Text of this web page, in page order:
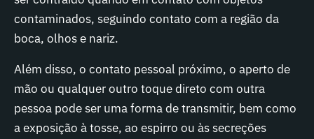
contaminados, seguindo contato com a região da
boca, olhos e nariz.
Além disso, o contato pessoal próximo, o aperto de
mão ou qualquer outro toque direto com outra
pessoa pode ser uma forma de transmitir, bem como
a exposição à tosse, ao espirro ou às secreções